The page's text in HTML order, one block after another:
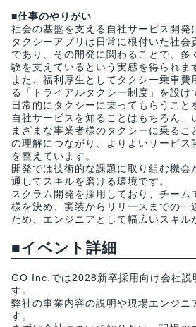
■仕事のやりがい
社会の基盤を支える自社サービス開
タクシーアプリは日常に根付いた社会
であり、その開発に関わることで、多
験を支えているという実感を得られま
また、福利厚生としてタクシー乗車費
る「トライアルタクシー制度」を設け
日常的にタクシーに乗ってもらうこと
自社サービスを知ることはもちろん、
まざまな事業者様のタクシーに乗るこ
の理解につながり、よりよいサービス
を整えています。
開発では技術的な課題に取り組む機会
通してスキルを磨ける環境です。
スクラム開発を採用しており、チーム
様を決め、実装からリリースまでの一
ため、エンジニアとして幅広いスキル
■イベント詳細
GO Inc.では2028新卒採用向け会社説
す。
弊社の事業内容の説明や現場エンジニ
す。